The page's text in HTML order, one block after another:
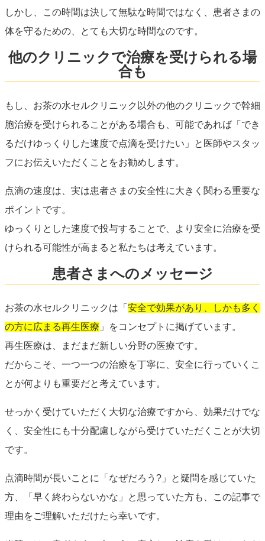
しかし、この時間は決して無駄な時間ではなく、患者さまの
体を守るための、とても大切な時間なのです。
他のクリニックで治療を受けられる場
合も
もし、お茶の水セルクリニック以外の他のクリニックで幹細
胞治療を受けられることがある場合も、可能であれば「でき
るだけゆっくりした速度で点滴を受けたい」と医師やスタッ
フにお伝えいただくことをお勧めします。
点滴の速度は、実は患者さまの安全性に大きく関わる重要な
ポイントです。
ゆっくりとした速度で投与することで、より安全に治療を受
けられる可能性が高まると私たちは考えています。
患者さまへのメッセージ
お茶の水セルクリニックは「 安全で効果があり、しかも多く
の方に広まる再生医療 」をコンセプトに掲げています。
再生医療は、まだまだ新しい分野の医療です。
だからこそ、一つ一つの治療を丁寧に、安全に行っていくこ
とが何よりも重要だと考えています。
せっかく受けていただく大切な治療ですから、効果だけでな
く、安全性にも十分配慮しながら受けていただくことが大切
です。
点滴時間が長いことに「なぜだろう?」と疑問を感じていた
方、「早く終わらないかな」と思っていた方も、この記事で
理由をご理解いただけたら幸いです。